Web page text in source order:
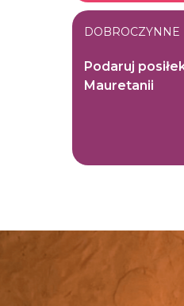
DOBROCZYNNE
Podaruj
Mauretanii